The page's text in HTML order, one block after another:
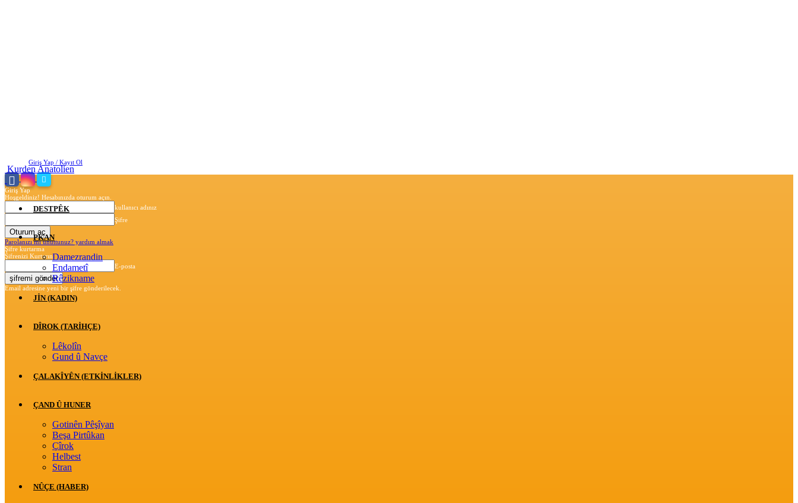
Giriş Yap / Kayıt Ol
Giriş Yap
Hoşgeldiniz! Hesabınızda oturum açın.
kullanıcı adınız
Şifre
Parolanızı mı unuttunuz? yardım almak
Şifre kurtarma
Şifrenizi Kurtarın
E-posta
Email adresine yeni bir şifre gönderilecek.
Kurden Anatolien
DESTPÊK
PKAN
Damezrandin
Endametî
Rêzikname
JİN (KADIN)
DÎROK (TARİHÇE)
Lêkolîn
Gund û Navçe
ÇALAKÎYÊN (ETKINLIKLER)
ÇAND Û HUNER
Gotinên Pêşîyan
Beşa Pirtûkan
Çîrok
Helbest
Stran
NÛÇE (HABER)